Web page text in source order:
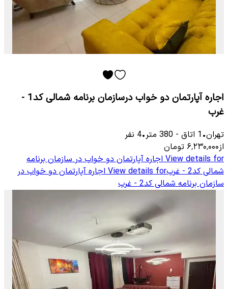
اجاره آپارتمان دو خواب درسازمان برنامه شمالی کد1 -
غرب
تهران•
1 اتاق -
380 متر•
4 نفر
از۶٬۲۳۰٬۰۰۰ تومان
View details for اجاره آپارتمان دو خواب در سازمان برنامه
شمالی کد2 - غرب
View details for اجاره آپارتمان دو خواب در
سازمان برنامه شمالی کد2 - غرب